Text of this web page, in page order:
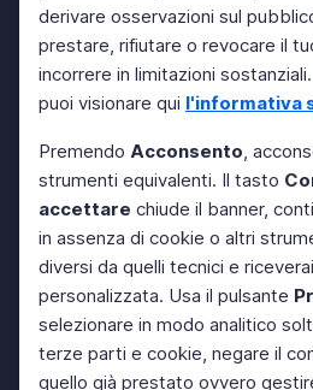
derivare osservazioni sul
prestare, rifiutare o revocare il
incorrere in limitazioni
puoi visionare qui l'informativa
Premendo Acconsento,
strumenti equivalenti. Il tasto
accettare chiude il banner,
in assenza di cookie o altri
diversi da quelli tecnici e
personalizzata. Usa il pulsante
selezionare in modo analitico
terze parti e cookie, negare il
quello già prestato ovvero